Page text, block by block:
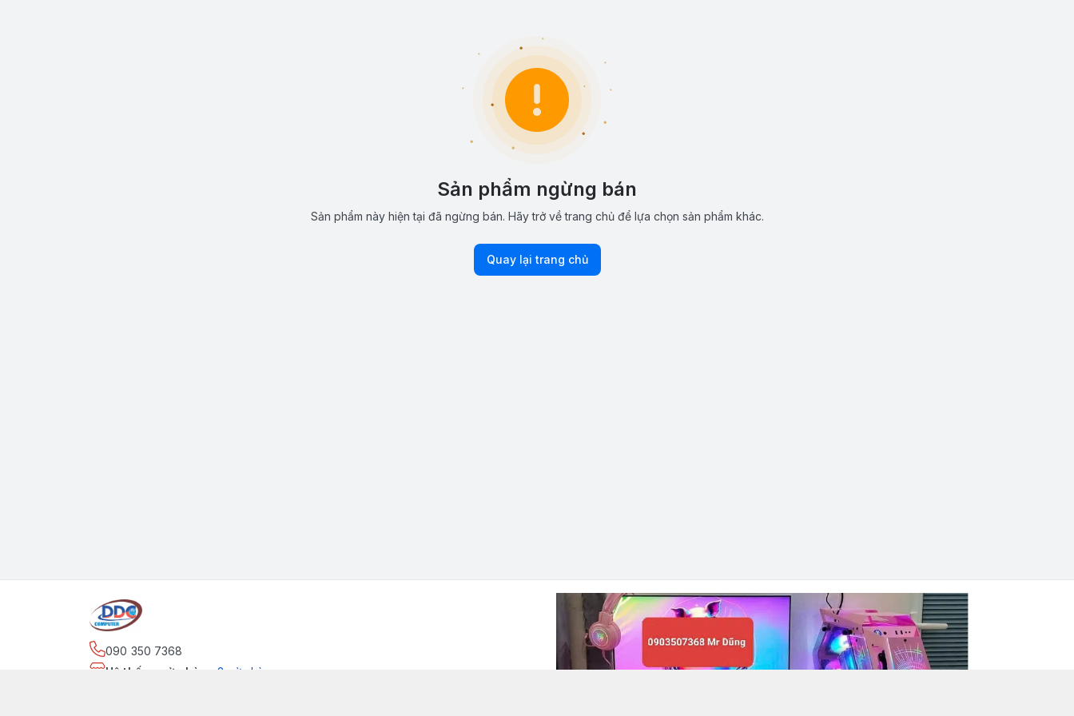
Sản phẩm ngừng bán
Sản phẩm này hiện tại đã ngừng bán. Hãy trở về trang chủ để lựa chọn sản phẩm khác.
Quay lại trang chủ
090 350 7368
Hệ thống cửa hàng
:2
cửa hàng